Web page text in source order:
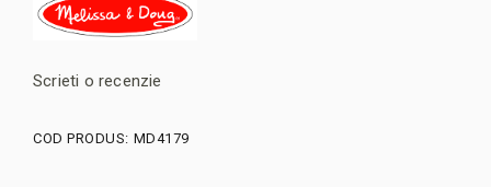
Scrieti o recenzie
COD PRODUS: MD4179